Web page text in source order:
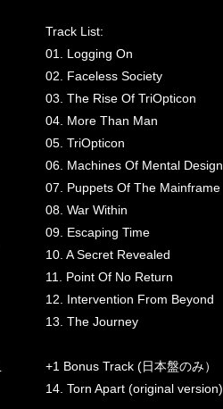
Track List:
01. Logging On
02. Faceless Society
03. The Rise Of TriOpticon
04. More Than Man
05. TriOpticon
06. Machines Of Mental Design
07. Puppets Of The Mainframe
08. War Within
09. Escaping Time
10. A Secret Revealed
11. Point Of No Return
12. Intervention From Beyond
13. The Journey
+1 Bonus Track (日本盤のみ）
14. Torn Apart (original version)